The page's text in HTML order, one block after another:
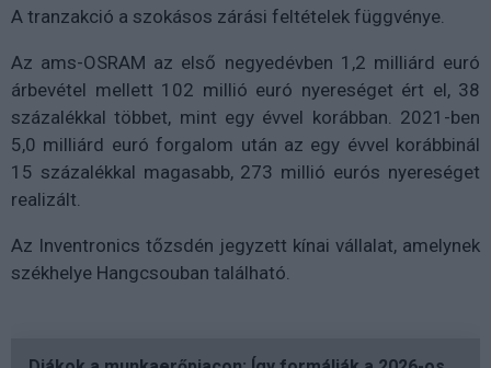
A tranzakció a szokásos zárási feltételek függvénye.
Az ams-OSRAM az első negyedévben 1,2 milliárd euró
árbevétel mellett 102 millió euró nyereséget ért el, 38
százalékkal többet, mint egy évvel korábban. 2021-ben
5,0 milliárd euró forgalom után az egy évvel korábbinál
15 százalékkal magasabb, 273 millió eurós nyereséget
realizált.
Az Inventronics tőzsdén jegyzett kínai vállalat, amelynek
székhelye Hangcsouban található.